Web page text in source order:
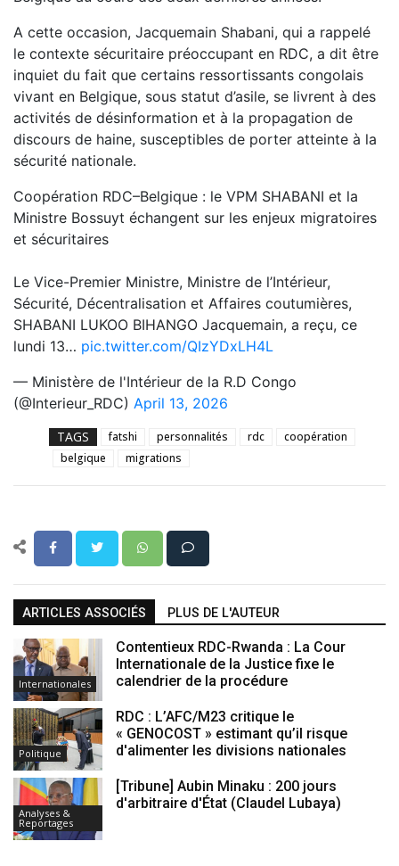
A cette occasion, Jacquemain Shabani, qui a rappelé
le contexte sécuritaire préoccupant en RDC, a dit être
inquiet du fait que certains ressortissants congolais
vivant en Belgique, sous statut d’asile, se livrent à des
activités de désinformation et à la propagation de
discours de haine, susceptibles de porter atteinte à la
sécurité nationale.
Coopération RDC–Belgique : le VPM SHABANI et la
Ministre Bossuyt échangent sur les enjeux migratoires
et sécuritaires
Le Vice-Premier Ministre, Ministre de l’Intérieur,
Sécurité, Décentralisation et Affaires coutumières,
SHABANI LUKOO BIHANGO Jacquemain, a reçu, ce
lundi 13… pic.twitter.com/QIzYDxLH4L
— Ministère de l'Intérieur de la R.D Congo
(@Interieur_RDC) April 13, 2026
TAGS fatshi personnalités rdc
coopération
belgique
migrations
ARTICLES ASSOCIÉS PLUS DE L'AUTEUR
Internationales
Contentieux RDC-Rwanda : La Cour
Internationale de la Justice fixe le
calendrier de la procédure
Politique
RDC : L’AFC/M23 critique le
« GENOCOST » estimant qu’il risque
d'alimenter les divisions nationales
Analyses &
Reportages
[Tribune] Aubin Minaku : 200 jours
d'arbitraire d'État (Claudel Lubaya)